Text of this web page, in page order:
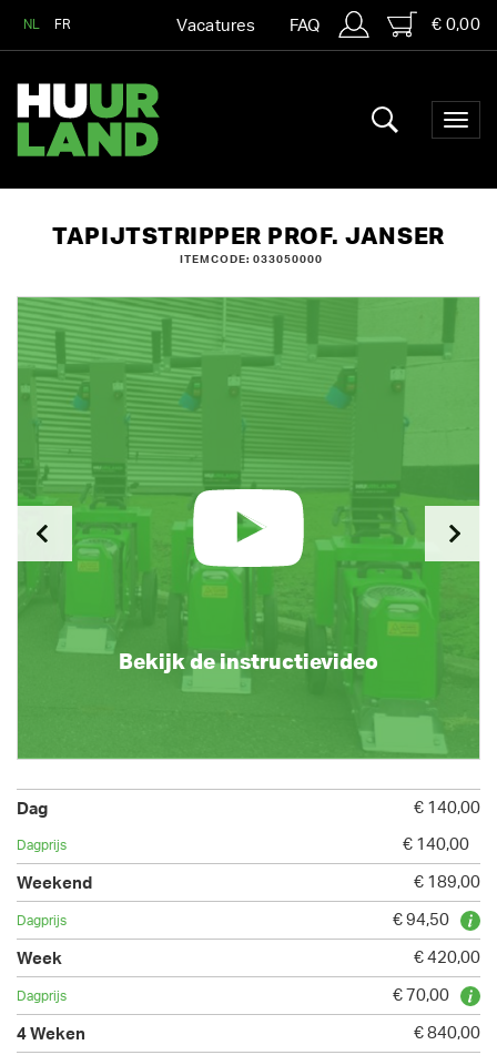
NL FR Vacatures FAQ € 0,00
TAPIJTSTRIPPER PROF. JANSER
ITEMCODE: 033050000
Bekijk de instructievideo
€ 140,00
€ 140,00
€ 189,00
€ 94,50
€ 420,00
€ 70,00
€ 840,00